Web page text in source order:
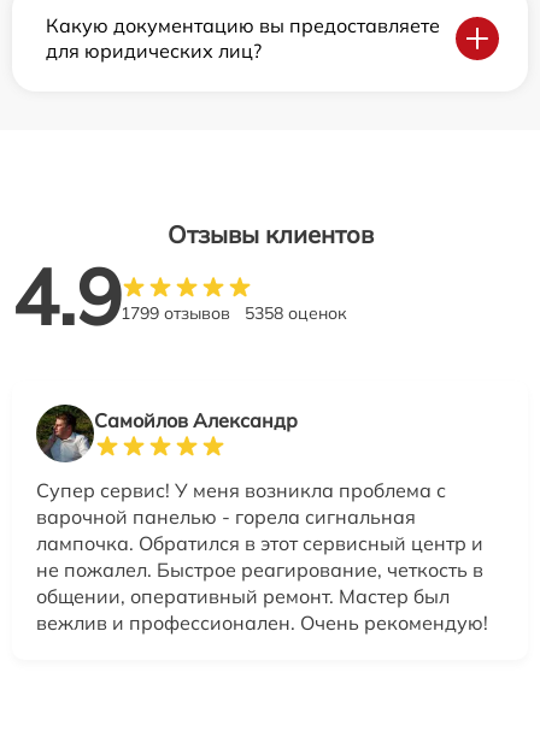
Какую документацию вы предоставляете
для юридических лиц?
Отзывы клиентов
4.91799 отзывов 5358 оценок
Самойлов Александр
Супер сервис! У меня возникла проблема с
варочной панелью - горела сигнальная
лампочка. Обратился в этот сервисный центр и
не пожалел. Быстрое реагирование, четкость в
общении, оперативный ремонт. Мастер был
вежлив и профессионален. Очень рекомендую!